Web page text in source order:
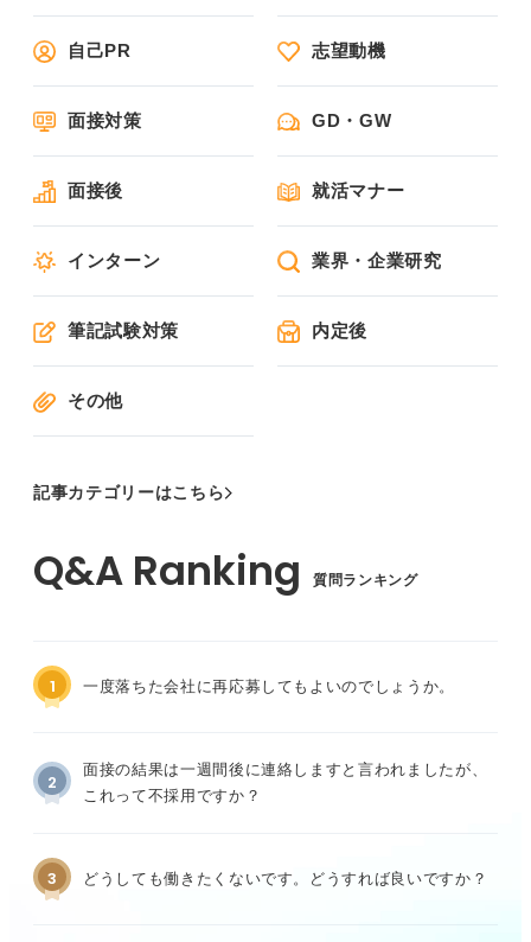
自己PR 志望動機
面接対策 GD・GW
面接後 就活マナー
インターン 業界・企業研究
筆記試験対策 内定後
その他
記事カテゴリーはこちら
質問ランキング
1 一度落ちた会社に再応募してもよいのでしょうか。
2
面接の結果は一週間後に連絡しますと言われましたが、
これって不採用ですか？
3 どうしても働きたくないです。どうすれば良いですか？